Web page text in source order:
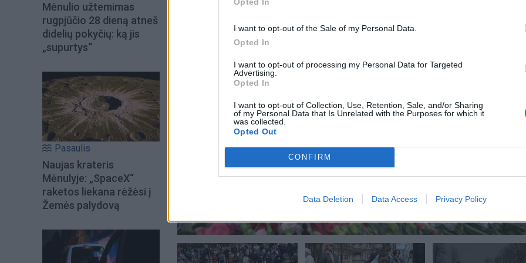
I want to opt-out of the Sale of my Personal Data.
Opted In
I want to opt-out of processing my Personal Data for Targeted
Advertising.
Opted In
I want to opt-out of Collection, Use, Retention, Sale, and/or Sharing
of my Personal Data that Is Unrelated with the Purposes for which it
was collected.
Opted Out
CONFIRM
Data Deletion Data Access Privacy Policy
Mėnulio užtemimas
rugpjūčio 28 dieną atneš
didelių pokyčių: ką jis
„supurtys“
Pasaulis
Naujas krateris
Mėnulyje: „SpaceX“
raketos liekana rėžėsi į
Žemės palydovą